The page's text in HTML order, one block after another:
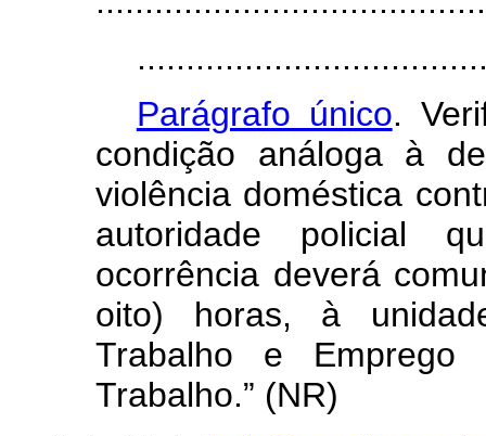
Parágrafo único.
condição análoga à
violência doméstica
autoridade policial
ocorrência deverá
oito) horas, à
Trabalho e
Trabalho.” (NR)